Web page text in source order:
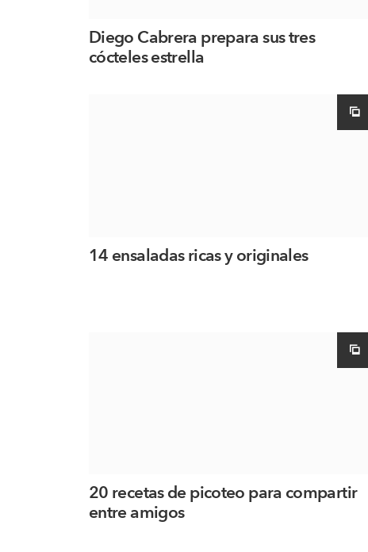
Diego Cabrera prepara sus tres
cócteles estrella
14 ensaladas ricas y originales
20 recetas de picoteo para compartir
entre amigos